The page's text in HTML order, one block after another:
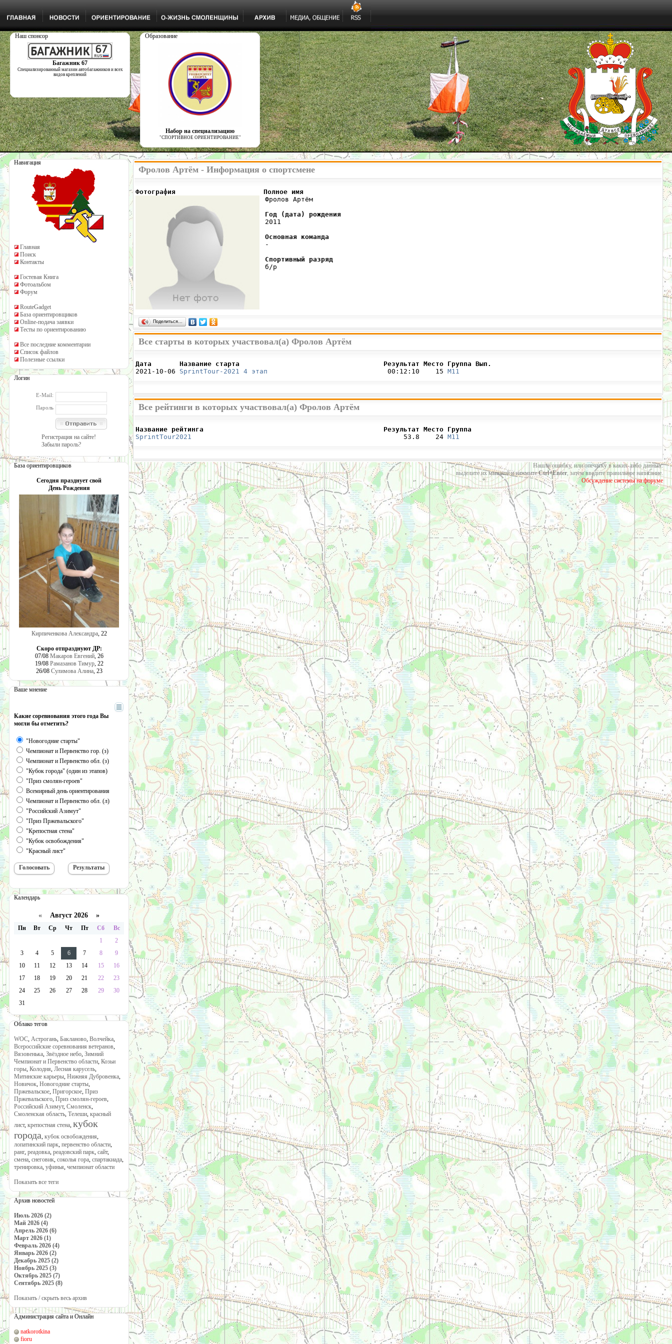
Наш спонсор
Багажник 67
Специализированный магазин автобагажников и всех
видов креплений
Образование
Набор на специализацию
"СПОРТИВНОЕ ОРИЕНТИРОВАНИЕ"
Навигация
Главная
Поиск
Контакты
Гостевая Книга
Фотоальбом
Форум
RouteGadget
База ориентировщиков
Online-подача заявки
Тесты по ориентированию
Все последние комментарии
Список файлов
Полезные ссылки
Логин
E-Mail:
Пароль
Регистрация на сайте!
Забыли пароль?
База ориентировщиков
Сегодня празднует свой
День Рождения
Кирпиченкова Александра, 22
Скоро отпразднуют ДР:
07/08 Макаров Евгений, 26
19/08 Рамазанов Тимур, 22
26/08 Сулимова Алина, 23
Ваше мнение
Какие соревнования этого года Вы
могли бы отметить?
"Новогодние старты"
Чемпионат и Первенство гор. (з)
Чемпионат и Первенство обл. (з)
"Кубок города" (один из этапов)
"Приз смолян-героев"
Всемирный день ориентирования
Чемпионат и Первенство обл. (л)
"Российский Азимут"
"Приз Пржевальского"
"Крепостная стена"
"Кубок освобождения"
"Красный лист"
Календарь
« Август 2026 »
Пн Вт Ср Чт Пт Сб
Вс
1
2
3
4 5 6 7 8
9
10
11 12 13 14 15
16
17
18 19 20 21 22
23
24
25 26 27 28 29
30
31
Облако тегов
WOC, Астрогань, Бакланово, Волчейка,
Всероссийские соревнования ветеранов,
Вязовенька, Звёздное небо, Зимний
Чемпионат и Первенство области, Козьи
горы, Колодня, Лесная карусель,
Митинские карьеры, Нижняя Дубровенка,
Новичок, Новогодние старты,
Пржевальское, Пригорское, Приз
Пржевальского, Приз смолян-героев,
Российский Азимут, Смоленск,
Смоленская область, Телеши, красный
лист, крепостная стена, кубок
города, кубок освобождения,
лопатинский парк, первенство области,
ранг, реадовка, реадовский парк, сайт,
смена, снеговик, соколья гора, спартакиада,
тренировка, уфинья, чемпионат области
Показать все теги
Архив новостей
Июль 2026 (2)
Май 2026 (4)
Апрель 2026 (6)
Март 2026 (1)
Февраль 2026 (4)
Январь 2026 (2)
Декабрь 2025 (2)
Ноябрь 2025 (3)
Октябрь 2025 (7)
Сентябрь 2025 (8)
Показать / скрыть весь архив
Администрация сайта и Онлайн
natkorotkina
fioru
Фролов Артём - Информация о спортсмене
Фотография                      Полное имя
Фролов Артём
Год (дата) рождения
2011
Основная команда
-
Спортивный разряд
б/р
Поделиться…
Все старты в которых участвовал(а) Фролов Артём
Дата       Название старта                                    Результат Место Группа Вып.
2021-10-06 SprintTour-2021 4 этап
                              00:12:10    15
М11
Все рейтинги в которых участвовал(а) Фролов Артём
Название рейтинга                                             Результат Место Группа
SprintTour2021
                                                     53.8    24
М11
Нашли ошибку, или опечатку в каких-либо данных:
выделите их мышкой и нажмитеCtrl+Enter, затем введите правильное написание.
Обсуждение системы на форуме